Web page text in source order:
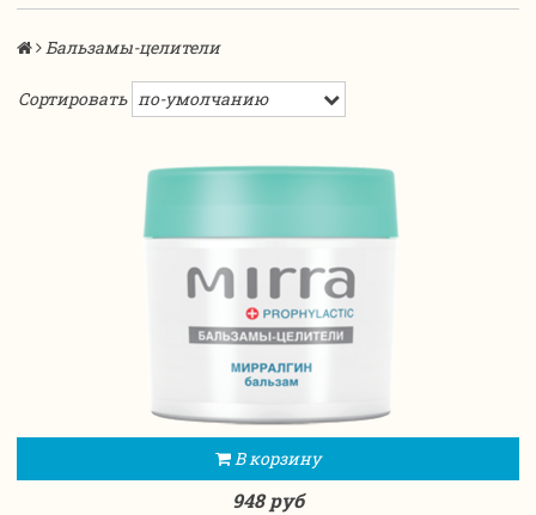
Бальзамы-целители
Сортировать
В корзину
948 руб